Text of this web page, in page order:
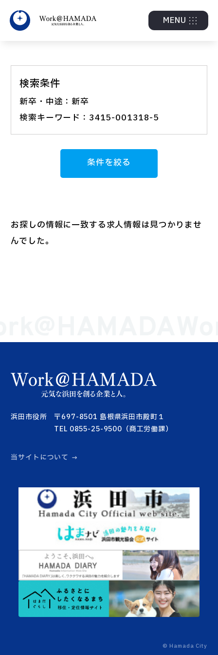
MENU
検索条件
新卒・中途：新卒
検索キーワード：3415-001318-5
条件を絞る
お探しの情報に一致する求人情報は見つかりませ
んでした。
浜田市役所 〒697-8501 島根県浜田市殿町１
TEL 0855-25-9500（商工労働課）
当サイトについて
© Hamada City